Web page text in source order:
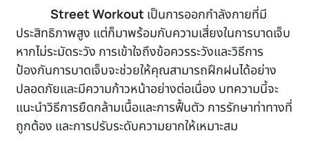
Street Workout เป็นการออกกำลังกายที่มี
ประสิทธิภาพสูง แต่ก็มาพร้อมกับความเสี่ยงในการบาดเจ็บ
หากไม่ระมัดระวัง การเข้าใจถึงข้อควรระวังและวิธีการ
ป้องกันการบาดเจ็บจะช่วยให้คุณสามารถฝึกฝนได้อย่าง
ปลอดภัยและมีความก้าวหน้าอย่างต่อเนื่อง บทความนี้จะ
แนะนำวิธีการยืดกล้ามเนื้อและการฟื้นตัว การรักษาท่าทางที่
ถูกต้อง และการปรับระดับความยากให้เหมาะสม